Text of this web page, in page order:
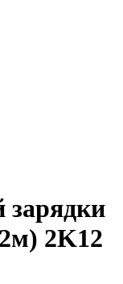
зарядки
2K12